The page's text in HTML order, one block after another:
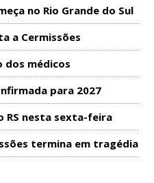
no Rio Grande do Sul
a Cermissões
médicos
para 2027
RS nesta sexta-feira
termina em tragédia